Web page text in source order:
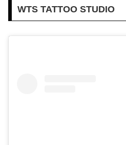
WTS TATTOO STUDIO